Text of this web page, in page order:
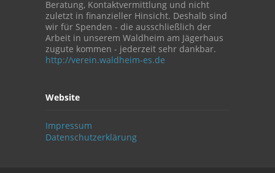
Beratung, Kontaktvermittlung und nicht
zuletzt in finanzieller Hinsicht. Deshalb sind
wir für Spenden - die ausschließlich der
Arbeit in unserem Waldheim am Jägerhaus
zugute kommen - jederzeit sehr dankbar.
http://verein.waldheim-es.de
Website
Impressum
Datenschutzerklärung